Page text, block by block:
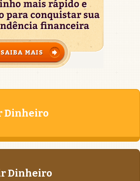
Dinheiro
Dinheiro